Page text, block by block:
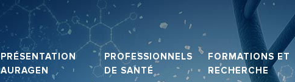
PRÉSENTATION
AURAGEN
PROFESSIONNELS
DE SANTÉ
FORMATIONS ET
RECHERCHE